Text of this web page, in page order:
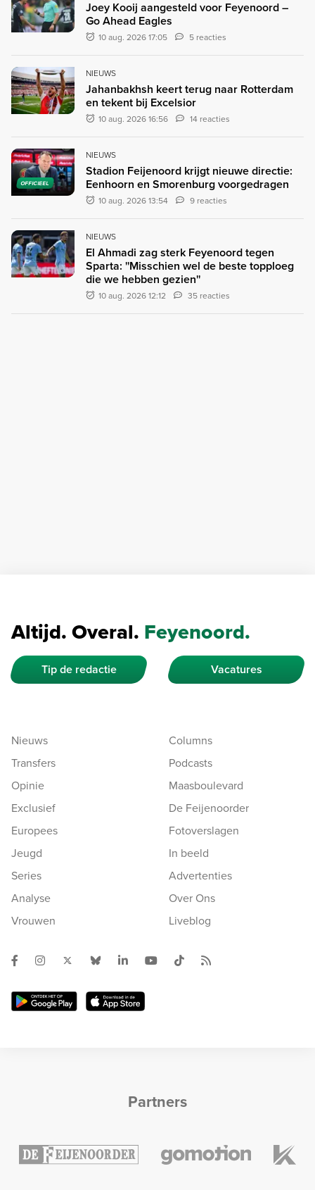
Joey Kooij aangesteld voor Feyenoord –
Go Ahead Eagles
10 aug. 2026 17:05 5 reacties
NIEUWS
Jahanbakhsh keert terug naar Rotterdam
en tekent bij Excelsior
10 aug. 2026 16:56 14 reacties
OFFICIEEL
NIEUWS
Stadion Feijenoord krijgt nieuwe directie:
Eenhoorn en Smorenburg voorgedragen
10 aug. 2026 13:54 9 reacties
NIEUWS
El Ahmadi zag sterk Feyenoord tegen
Sparta: ''Misschien wel de beste topploeg
die we hebben gezien''
10 aug. 2026 12:12 35 reacties
Altijd. Overal. Feyenoord.
Tip de redactie Vacatures
Nieuws
Transfers
Opinie
Exclusief
Europees
Jeugd
Series
Analyse
Vrouwen
Columns
Podcasts
Maasboulevard
De Feijenoorder
Fotoverslagen
In beeld
Advertenties
Over Ons
Liveblog
Partners